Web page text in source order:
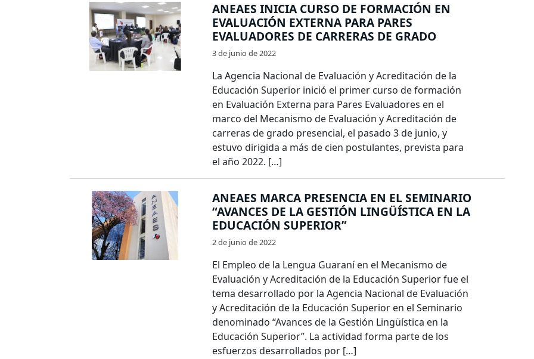
ANEAES INICIA CURSO DE FORMACIÓN EN
EVALUACIÓN EXTERNA PARA PARES
EVALUADORES DE CARRERAS DE GRADO
3 de junio de 2022
La Agencia Nacional de Evaluación y Acreditación de la
Educación Superior inició el primer curso de formación
en Evaluación Externa para Pares Evaluadores en el
marco del Mecanismo de Evaluación y Acreditación de
carreras de grado presencial, el pasado 3 de junio, y
estuvo dirigida a más de cien postulantes, prevista para
el año 2022. […]
ANEAES MARCA PRESENCIA EN EL SEMINARIO
“AVANCES DE LA GESTIÓN LINGÜÍSTICA EN LA
EDUCACIÓN SUPERIOR”
2 de junio de 2022
El Empleo de la Lengua Guaraní en el Mecanismo de
Evaluación y Acreditación de la Educación Superior fue el
tema desarrollado por la Agencia Nacional de Evaluación
y Acreditación de la Educación Superior en el Seminario
denominado “Avances de la Gestión Lingüística en la
Educación Superior”. La actividad forma parte de los
esfuerzos desarrollados por […]